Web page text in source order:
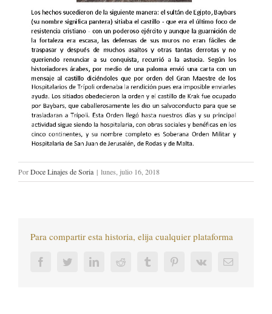
PorDoce Linajes de Soria | lunes, julio 16, 2018
Para compartir esta historia, elija cualquier plataforma
FacebookTwitterLinkedInReddit Tumblr PinterestVk
Correo